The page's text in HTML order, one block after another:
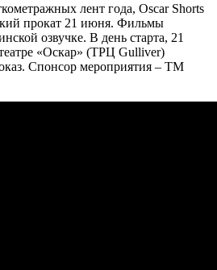
лент года, Oscar Shorts
прокат 21 июня. Фильмы
озвучке. В день старта, 21
«Оскар» (ТРЦ Gulliver)
Спонсор мероприятия – ТМ